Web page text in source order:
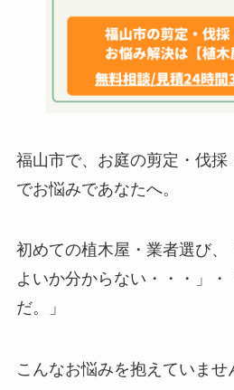
福山市で、お庭の剪定・伐採
でお悩みであなたへ。
初めての植木屋・業者選び、
よいか分からない・・・」・
だ。」
こんなお悩みを抱えていませ